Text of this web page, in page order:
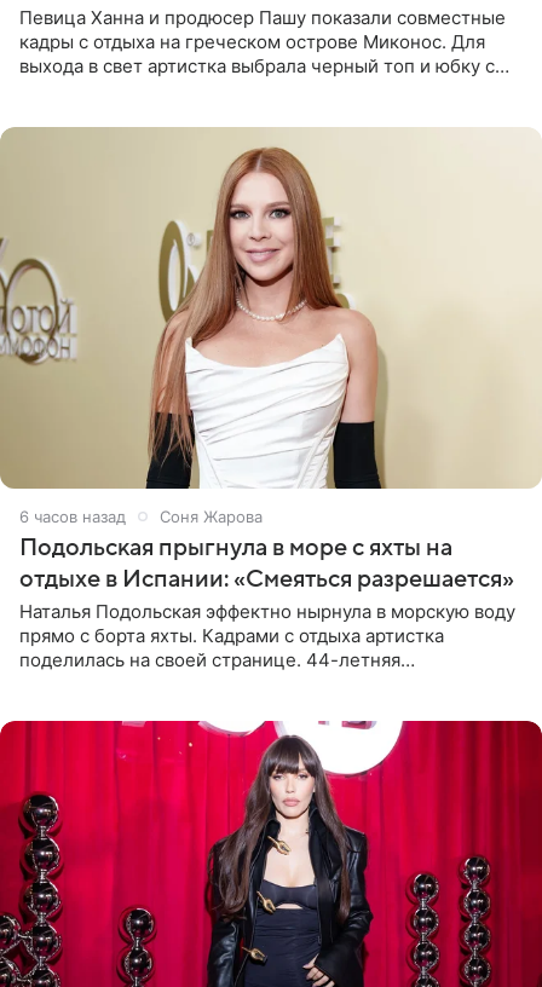
Певица Ханна и продюсер Пашу показали совместные
кадры с отдыха на греческом острове Миконос. Для
выхода в свет артистка выбрала черный топ и юбку с
6 часов назад Соня Жарова
Подольская прыгнула в море с яхты на
отдыхе в Испании: «Смеяться разрешается»
Наталья Подольская эффектно нырнула в морскую воду
прямо с борта яхты. Кадрами с отдыха артистка
поделилась на своей странице. 44-летняя